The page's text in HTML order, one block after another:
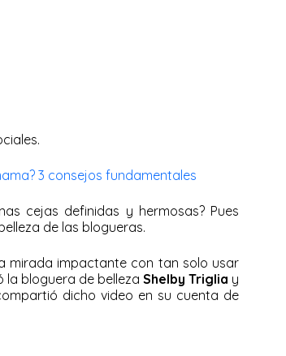
3 consejos fundamentales
cejas definidas y hermosas? Pues
de las blogueras.
mirada impactante con tan solo usar
la bloguera de belleza Shelby Triglia y
dicho video en su cuenta de